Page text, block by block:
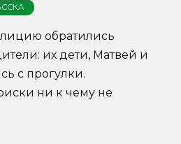
обратились
их дети, Матвей и
с прогулки.
ни к чему не